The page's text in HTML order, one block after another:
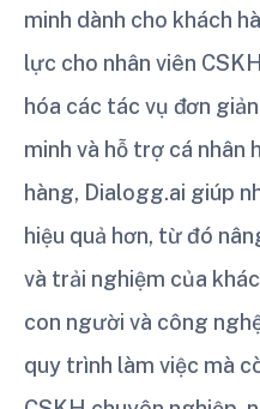
minh dành cho khách
lực cho nhân viên
hóa các tác vụ đơn
minh và hỗ trợ cá nhân
hàng, Dialogg.ai giúp
hiệu quả hơn, từ đó
và trải nghiệm của
con người và công
quy trình làm việc mà